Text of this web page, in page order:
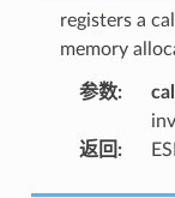
registers a
memory
参数:
返回 :